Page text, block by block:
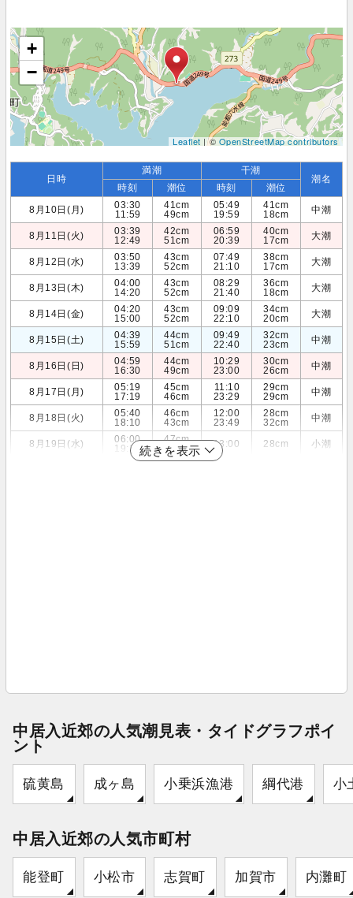
+
−
Leaflet| ©OpenStreetMap contributors
日時
満潮 干潮
潮名
時刻 潮位 時刻
潮位
8月10日(月)
03:30
11:59
41cm
49cm
05:49
19:59
41cm
18cm
中潮
8月11日(火)
03:39
12:49
42cm
51cm
06:59
20:39
40cm
17cm
大潮
8月12日(水)
03:50
13:39
43cm
52cm
07:49
21:10
38cm
17cm
大潮
8月13日(木)
04:00
14:20
43cm
52cm
08:29
21:40
36cm
18cm
大潮
8月14日(金)
04:20
15:00
43cm
52cm
09:09
22:10
34cm
20cm
大潮
8月15日(土)
04:39
15:59
44cm
51cm
09:49
22:40
32cm
23cm
中潮
8月16日(日)
04:59
16:30
44cm
49cm
10:29
23:00
30cm
26cm
中潮
8月17日(月)
05:19
17:19
45cm
46cm
11:10
23:29
29cm
29cm
中潮
8月18日(火)
05:40
18:10
46cm
43cm
12:00
23:49
28cm
32cm
中潮
8月19日(水)
06:00
19:19
47cm
39cm
13:00 28cm 小潮
続きを表示
中居入近郊の人気潮見表・タイドグラフポイ
ント
硫黄島 成ヶ島 小乗浜漁港 綱代港 小
中居入近郊の人気市町村
能登町 小松市 志賀町 加賀市 内灘町